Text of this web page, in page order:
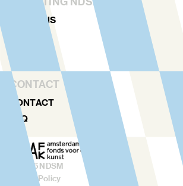
OVER ONS
CONTACT
CONTACT
FAQ
2026NDSM
Privacy Policy